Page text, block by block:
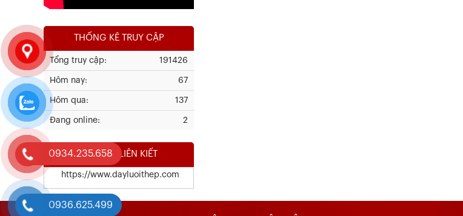
Kết Quả Thử Nghiệm Lưới Tô Tường
Xem chi tiết
THỐNG KÊ TRUY CẬP
191426
Tổng truy cập:
67
Hôm nay:
137
Hôm qua:
2
Đang online:
WEBSITE LIÊN KIẾT
https://www.dayluoithep.com
0934.235.658
0936.625.499